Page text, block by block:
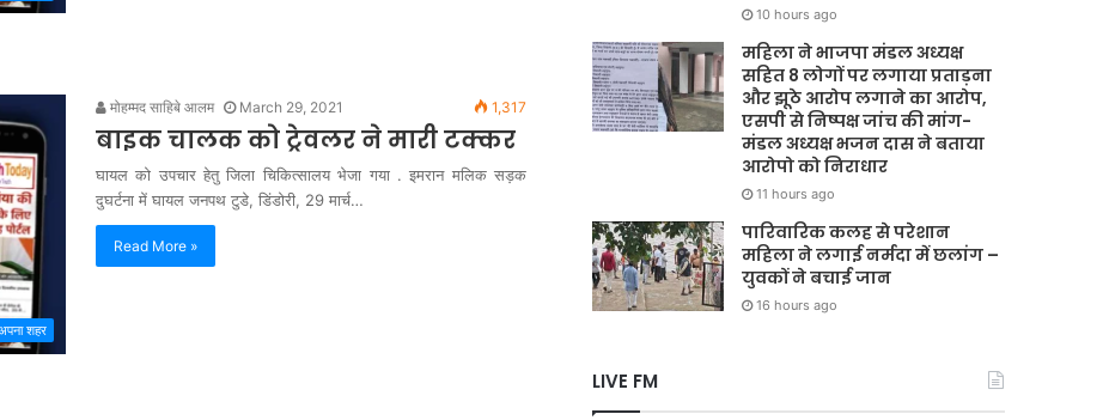
शहर
मोहम्मद साहिबे आलम March 29, 2021 1,317
बाइक चालक को ट्रेवलर ने मारी टक्कर
घायल को उपचार हेतु जिला चिकित्सालय भेजा गया . इमरान मलिक सड़क
दुघर्टना में घायल जनपथ टुडे, डिंडोरी, 29 मार्च…
Read More »
10 hours ago
महिला ने भाजपा मंडल अध्यक्ष
सहित 8 लोगों पर लगाया प्रताड़ना
और झूठे आरोप लगाने का आरोप,
एसपी से निष्पक्ष जांच की मांग-
मंडल अध्यक्ष भजन दास ने बताया
आरोपो को निराधार
11 hours ago
पारिवारिक कलह से परेशान
महिला ने लगाई नर्मदा में छलांग –
युवकों ने बचाई जान
16 hours ago
LIVE FM